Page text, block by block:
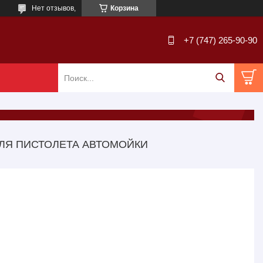
Корзина
Нет отзывов,
+7 (747) 265-90-90
ПИСТОЛЕТА АВТОМОЙКИ